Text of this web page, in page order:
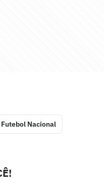
Futebol Nacional